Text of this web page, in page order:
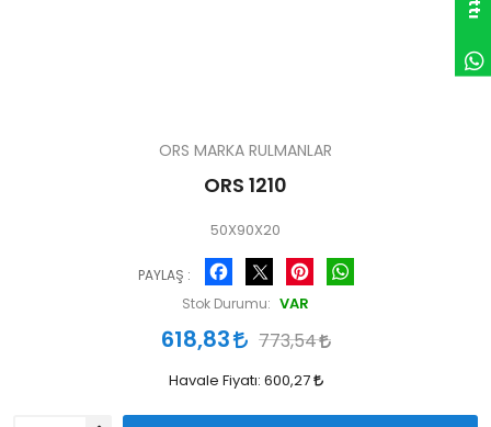
ORS MARKA RULMANLAR
ORS 1210
50X90X20
PAYLAŞ :
Facebook Pinterest
Stok Durumu: VAR
618,83 773,54
Havale Fiyatı: 600,27